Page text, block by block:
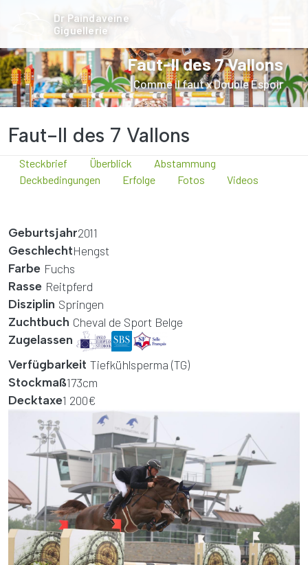
Dr Paindaveine
Giguellerie
Faut-Il des 7 Vallons
Comme il faut x Double Espoir
Faut-Il des 7 Vallons
Navigation page cheval
Steckbrief Überblick
Abstammung
Deckbedingungen
Erfolge Fotos Videos
Geburtsjahr2011
GeschlechtHengst
Farbe Fuchs
Rasse Reitpferd
Disziplin Springen
Zuchtbuch Nom complet
Cheval de Sport Belge
Zugelassen logo logologo
Verfügbarkeit Tiefkühlsperma (TG)
Stockmaß173cm
Decktaxe1 200€